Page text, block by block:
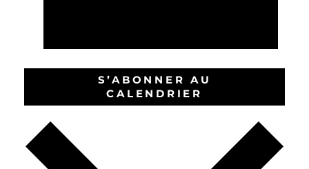
S’ABONNER AU
CALENDRIER